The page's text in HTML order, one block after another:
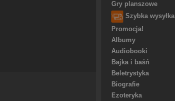
Gry planszowe
Szybka wysyłka
Promocja!
Albumy
Audiobooki
Bajka i baśń
Beletrystyka
Biografie
Ezoteryka